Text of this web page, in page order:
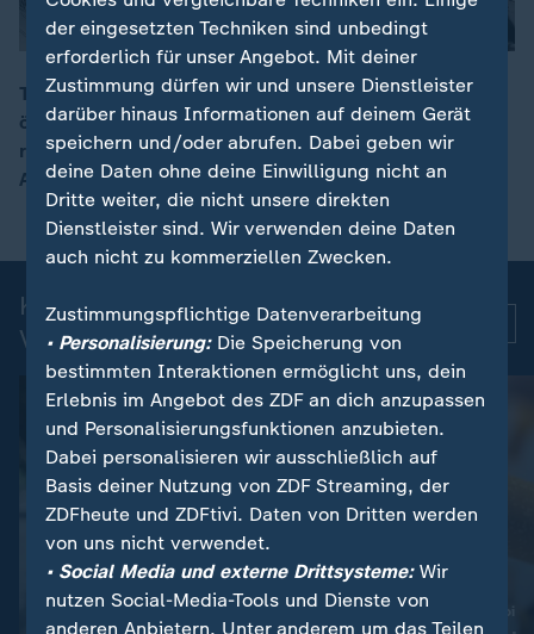
00:12
Tausende haben in Tschechien für die Freiheit des
öffentlichen-rechtlichen Rundfunks demonstriert. Der
rechtspopulistische Ministerpräsident Babis plant die
Abschaffung der Rundfunkbeiträge.
Kurznachrichten: Aktuelle
Videos
Nachfahre von Escobars Nilpferden: Zoll-Fund in Charleroi
der eingesetzten Techniken sind unbedingt
erforderlich für unser Angebot. Mit deiner
Zustimmung dürfen wir und unsere Dienstleister
darüber hinaus Informationen auf deinem Gerät
speichern und/oder abrufen. Dabei geben wir
deine Daten ohne deine Einwilligung nicht an
Dritte weiter, die nicht unsere direkten
Dienstleister sind. Wir verwenden deine Daten
auch nicht zu kommerziellen Zwecken.
Zustimmungspflichtige Datenverarbeitung
• Personalisierung:Die Speicherung von
bestimmten Interaktionen ermöglicht uns, dein
Erlebnis im Angebot des ZDF an dich anzupassen
und Personalisierungsfunktionen anzubieten.
Dabei personalisieren wir ausschließlich auf
Basis deiner Nutzung von ZDF Streaming, der
ZDFheute und ZDFtivi. Daten von Dritten werden
von uns nicht verwendet.
• Social Media und externe Drittsysteme:Wir
nutzen Social-Media-Tools und Dienste von
anderen Anbietern. Unter anderem um das Teilen